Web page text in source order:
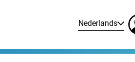
Nederlands